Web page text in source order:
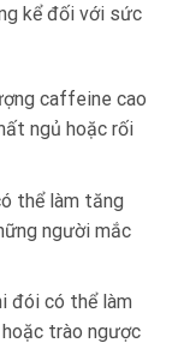
kể đối với sức
caffeine cao
ngủ hoặc rối
thể làm tăng
người mắc
đói có thể làm
trào ngược